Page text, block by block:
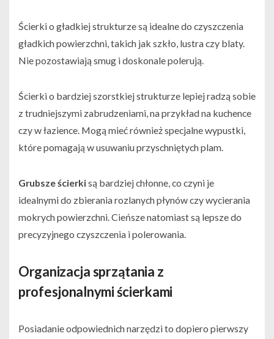
Ścierki o gładkiej strukturze są idealne do czyszczenia
gładkich powierzchni, takich jak szkło, lustra czy blaty.
Nie pozostawiają smug i doskonale polerują.
Ścierki o bardziej szorstkiej strukturze lepiej radzą sobie
z trudniejszymi zabrudzeniami, na przykład na kuchence
czy w łazience. Mogą mieć również specjalne wypustki,
które pomagają w usuwaniu przyschniętych plam.
Grubsze ścierkisą bardziej chłonne, co czyni je
idealnymi do zbierania rozlanych płynów czy wycierania
mokrych powierzchni. Cieńsze natomiast są lepsze do
precyzyjnego czyszczenia i polerowania.
Organizacja sprzątania z
profesjonalnymi ścierkami
Posiadanie odpowiednich narzędzi to dopiero pierwszy